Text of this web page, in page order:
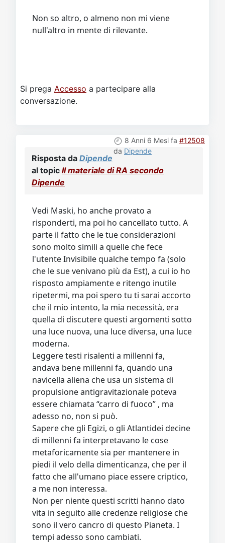
Non so altro, o almeno non mi viene
null'altro in mente di rilevante.
Si prega Accesso a partecipare alla
conversazione.
8 Anni 6 Mesi fa #12508
da Dipende
Risposta da Dipende
al topic Il materiale di RA secondo
Dipende
Vedi Maski, ho anche provato a
risponderti, ma poi ho cancellato tutto. A
parte il fatto che le tue considerazioni
sono molto simili a quelle che fece
l'utente Invisibile qualche tempo fa (solo
che le sue venivano più da Est), a cui io ho
risposto ampiamente e ritengo inutile
ripetermi, ma poi spero tu ti sarai accorto
che il mio intento, la mia necessità, era
quella di discutere questi argomenti sotto
una luce nuova, una luce diversa, una luce
moderna.
Leggere testi risalenti a millenni fa,
andava bene millenni fa, quando una
navicella aliena che usa un sistema di
propulsione antigravitazionale poteva
essere chiamata “carro di fuoco” , ma
adesso no, non si può.
Sapere che gli Egizi, o gli Atlantidei decine
di millenni fa interpretavano le cose
metaforicamente sia per mantenere in
piedi il velo della dimenticanza, che per il
fatto che all'umano piace essere criptico,
a me non interessa.
Non per niente questi scritti hanno dato
vita in seguito alle credenze religiose che
sono il vero cancro di questo Pianeta. I
tempi adesso sono cambiati.